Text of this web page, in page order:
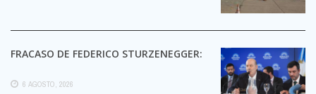
FRACASO DE FEDERICO STURZENEGGER:
6 AGOSTO, 2026